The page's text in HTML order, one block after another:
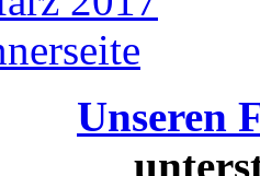
Unseren